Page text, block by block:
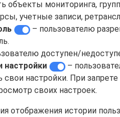
объекты мониторинга,
учетные записи,
– пользователю
доступен/
настройки
–
настройки. При запрете
своих настроек.
отображения истории